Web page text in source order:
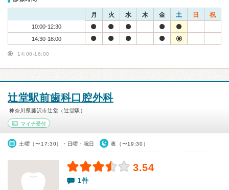
月 火 水 木 金 土 日 祝
10:00-12:30
14:30-18:00
14:00-16:00
辻堂駅前歯科口腔外科
神奈川県藤沢市辻堂（辻堂駅）
マイナ受付
土曜（〜17:30）・日曜・祝日 夜（〜19:30）
3.54
1件